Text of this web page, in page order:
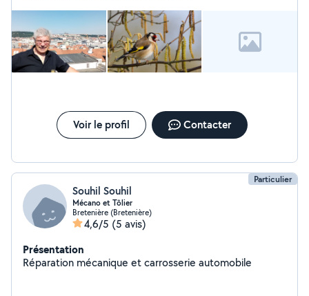
Voir le profil Contacter
Particulier
Souhil Souhil
Mécano et Tôlier
Bretenière (Bretenière)
4,6/5 (5 avis)
Présentation
Réparation mécanique et carrosserie automobile